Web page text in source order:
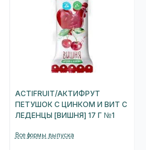
ACTIFRUIT/АКТИФРУТ
ПЕТУШОК С ЦИНКОМ И ВИТ С
ЛЕДЕНЦЫ [ВИШНЯ] 17 Г №1
Все формы выпуска